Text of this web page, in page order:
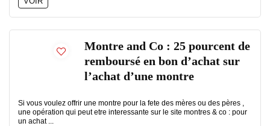
Montre and Co : 25 pourcent de
remboursé en bon d’achat sur
l’achat d’une montre
Si vous voulez offrir une montre pour la fete des mères ou des pères ,
une opération qui peut etre interessante sur le site montres & co : pour
un achat ...